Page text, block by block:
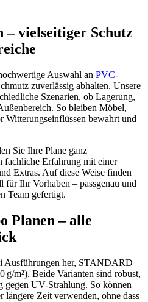
– vielseitiger Schutz
Auswahl an PVC-
zuverlässig abhalten. Unsere
Szenarien, ob Lagerung,
So bleiben Möbel,
Witterungseinflüssen bewahrt und
Sie Ihre Plane ganz
Erfahrung mit einer
Extras. Auf diese Weise finden
für Ihr Vorhaben – passgenau und
Team gefertigt.
Planen – alle
Ausführungen her, STANDARD
g/m²). Beide Varianten sind robust,
gegen UV-Strahlung. So können
längere Zeit verwenden, ohne dass